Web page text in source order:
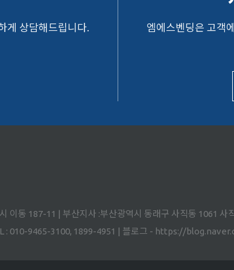
게 상담해드립니다.
엠에스벤딩은 고객
이동 187-11 | 부산지사 :부산광역시 동래구 사직동 1061 사
: 010-9465-3100, 1899-4951 | 블로그 - https://